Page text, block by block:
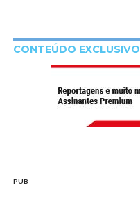
CONTEÚDO EXCLUSIVO
PUB